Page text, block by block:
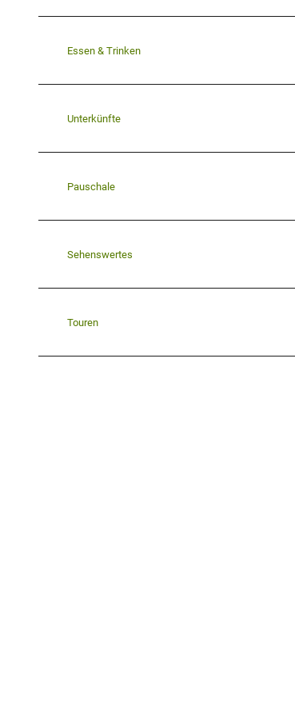
Essen & Trinken
Unterkünfte
Pauschale
Sehenswertes
Touren